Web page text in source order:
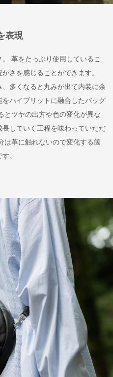
表現
革をたっぷり使用しているこ
さを感じることができます。
多くなると丸みが出て内装に余
ハイブリットに融合したバッグ
とツヤの出方や色の変化が異な
していく工程を味わっていただ
は革に触れないので変化する箇
。